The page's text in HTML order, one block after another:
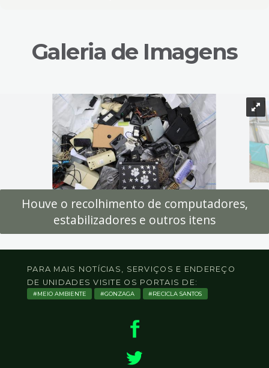
Galeria de Imagens
Houve o recolhimento de computadores,
estabilizadores e outros itens
PARA MAIS NOTÍCIAS, SERVIÇOS E ENDEREÇO
DE UNIDADES VISITE OS PORTAIS DE:
MEIO AMBIENTE GONZAGA RECICLA SANTOS